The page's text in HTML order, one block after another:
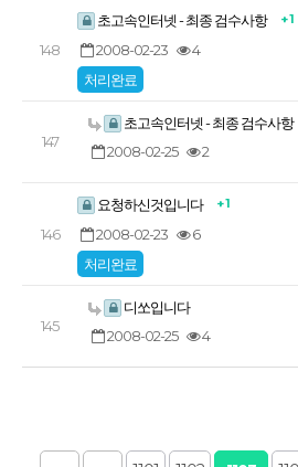
148
초고속인터넷 - 최종 검수사항 + 1
2008-02-23
4
처리완료
147
초고속인터넷 - 최종 검수사항
2008-02-25
2
146
요청하신것입니다 + 1
2008-02-23
6
처리완료
145
디쏘입니다
2008-02-25
4